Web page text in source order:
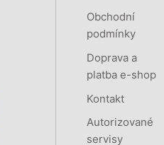
Obchodní
podmínky
Doprava a
platba e-shop
Kontakt
Autorizované
servisy